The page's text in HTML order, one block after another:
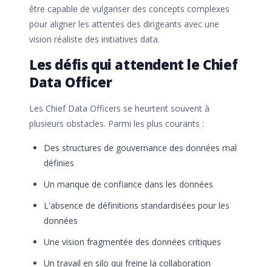
être capable de vulgariser des concepts complexes
pour aligner les attentes des dirigeants avec une
vision réaliste des initiatives data.
Les défis qui attendent le Chief
Data Officer
Les Chief Data Officers se heurtent souvent à
plusieurs obstacles. Parmi les plus courants :
Des structures de gouvernance des données mal
définies
Un manque de confiance dans les données
L'absence de définitions standardisées pour les
données
Une vision fragmentée des données critiques
Un travail en silo qui freine la collaboration